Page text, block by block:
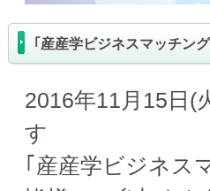
｢産産学ビジネスマッチン
2016年11月15日(
す
｢産産学ビジネス